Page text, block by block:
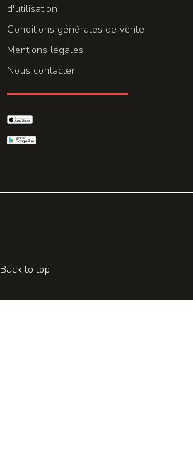
d'utilisation
Conditions générales de vente
Mentions légales
Nous contacter
Back to top